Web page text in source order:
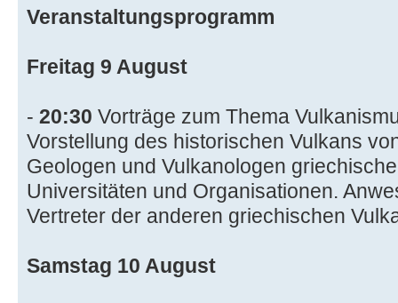
Veranstaltungsprogramm
Freitag 9 August
- 20:30 Vorträge zum Thema
Vorstellung des historischen Vulkans
Geologen und Vulkanologen
Universitäten und Organisationen.
Vertreter der anderen griechischen
Samstag 10 August